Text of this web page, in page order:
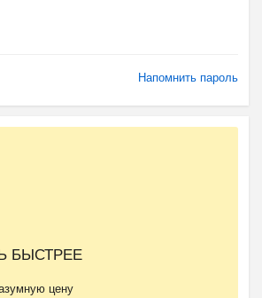
Напомнить пароль
БЫСТРЕЕ
цену